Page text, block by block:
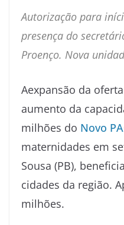
Autorização para
presença do
Proenço. Nova
Aexpansão da
aumento da
milhões do Novo
maternidades em
Sousa (PB),
cidades da região.
milhões.